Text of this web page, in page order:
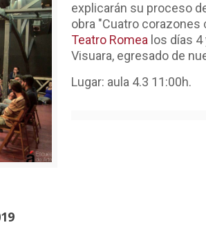
explicarán su proceso
obra "Cuatro corazones
Teatro Romea los días
Visuara, egresado de
Lugar: aula 4.3 11:00h.